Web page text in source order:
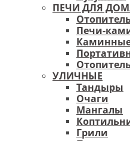
ПЕЧИ ДЛЯ
Печи-
УЛИЧНЫЕ
Тандыры
Очаги
Мангалы
Грили